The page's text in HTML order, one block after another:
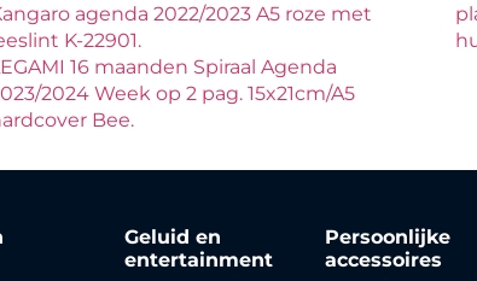
agenda 2022/2023 A5 roze met
K-22901.
16 maanden Spiraal Agenda
2024 Week op 2 pag. 15x21cm/A5
Bee.
Geluid en
entertainment
Persoonlijke
accessoires